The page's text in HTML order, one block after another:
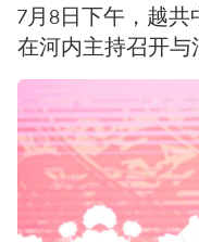
7月8日下午，越
在河内主持召开与